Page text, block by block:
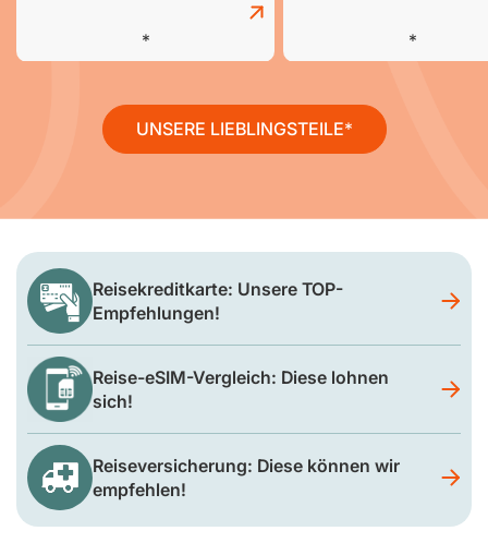
UNSERE LIEBLINGSTEILE
Reisekreditkarte: Unsere TOP-
Empfehlungen!
Reise-eSIM-Vergleich: Diese lohnen
sich!
Reiseversicherung: Diese können wir
empfehlen!